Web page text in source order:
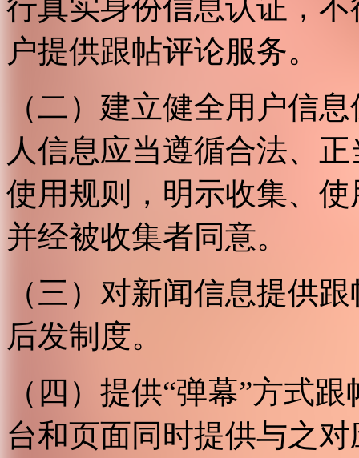
行真实身份信息认证，
户提供跟帖评论服务。
（二）建立健全用户信
人信息应当遵循合法、
使用规则，明示收集、
并经被收集者同意。
（三）对新闻信息提供
后发制度。
（四）提供“弹幕”方式
台和页面同时提供与之